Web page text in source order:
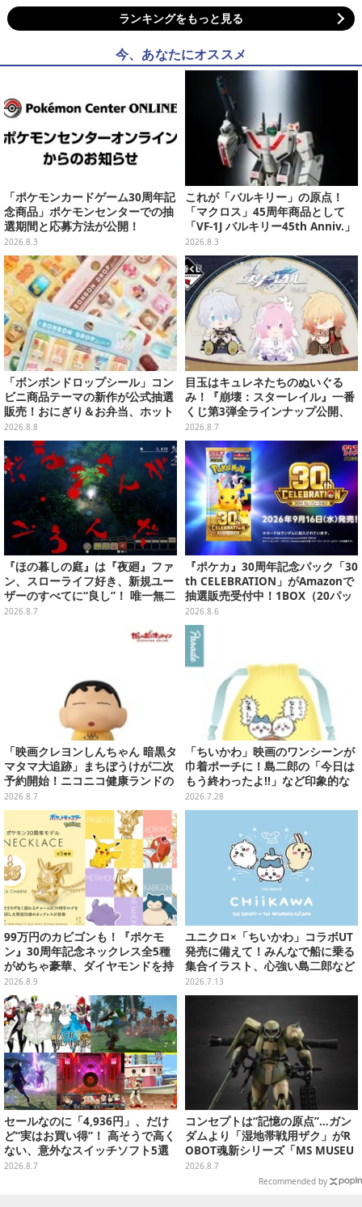
ランキングをもっと見る
今、あなたにオススメ
「ポケモンカードゲーム30周年記
念商品」ポケモンセンターでの抽
選期間と応募方法が公開！
2026.8.3
これが「バルキリー」の原点！
「マクロス」45周年商品として
「VF-1J バルキリー45th Anniv.」
が予約開始
2026.8.3
「ボンボンドロップシール」コン
ビニ商品テーマの新作が公式抽選
販売！おにぎり＆お弁当、ホット
スナックなど4種セット
2026.8.8
目玉はキュレネたちのぬいぐる
み！『崩壊：スターレイル』一番
くじ第3弾全ラインナップ公開、
美麗ビジュアルのアクリルボード
など用意
2026.8.7
『ほの暮しの庭』は『夜廻』ファ
ン、スローライフ好き、新規ユー
ザーのすべてに“良し”！ 唯一無二
の「不穏生活シム」恐怖も暮らし
2026.8.7
『ポケカ』30周年記念パック「30
th CELEBRATION」がAmazonで
抽選販売受付中！1BOX（20パッ
ク入り）
2026.8.6
「映画クレヨンしんちゃん 暗黒タ
マタマ大追跡」まちぼうけが二次
予約開始！ニコニコ健康ランドの
服を着たしんちゃん&ひまわりに
「珠由良ブラザーズ」がラインナ
2026.8.7
「ちいかわ」映画のワンシーンが
巾着ポーチに！島二郎の「今日は
もう終わったよ!!」など印象的な
全6種がカプセルトイにて発売
2026.7.28
99万円のカビゴンも！『ポケモ
ン』30周年記念ネックレス全5種
がめちゃ豪華、ダイヤモンドを持
ったピカチュウやコイキング
の“はねる”も
2026.8.9
ユニクロ×「ちいかわ」コラボUT
発売に備えて！みんなで船に乗る
集合イラスト、心強い島二郎など
映画を記念した特別コレクション
2026.7.13
セールなのに「4,936円」、だけ
ど“実はお買い得”！ 高そうで高く
ない、意外なスイッチソフト5選
2026.8.7
コンセプトは“記憶の原点”…ガン
ダムより「湿地帯戦用ザク」がR
OBOT魂新シリーズ「MS MUSEU
M」で商品化！博物館イメージの
2026.8.7
Recommended by